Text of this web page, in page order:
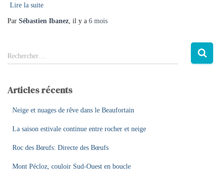
Lire la suite
Par Sébastien Ibanez, il y a 6 mois
R
e
e
Rechercher…
Articles récents
Neige et nuages de rêve dans le Beaufortain
La saison estivale continue entre rocher et neige
Roc des Bœufs: Directe des Bœufs
Mont Pécloz, couloir Sud-Ouest en boucle